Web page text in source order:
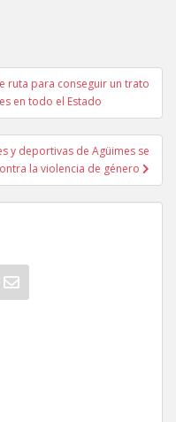
ruta para conseguir un trato
en todo el Estado
y deportivas de Agüimes se
la violencia de género